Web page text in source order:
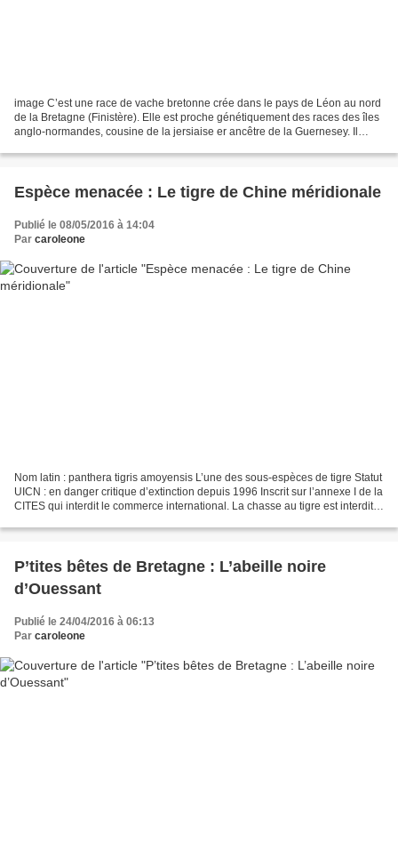
image C’est une race de vache bretonne crée dans le pays de Léon au nord
de la Bretagne (Finistère). Elle est proche génétiquement des races des îles
anglo-normandes, cousine de la jersiaise er ancêtre de la Guernesey. Il
Espèce menacée : Le tigre de Chine méridionale
Publié le 08/05/2016 à 14:04
Par caroleone
Nom latin : panthera tigris amoyensis L’une des sous-espèces de tigre Statut
UICN : en danger critique d’extinction depuis 1996 Inscrit sur l’annexe I de la
CITES qui interdit le commerce international. La chasse au tigre est interdite
P’tites bêtes de Bretagne : L’abeille noire
d’Ouessant
Publié le 24/04/2016 à 06:13
Par caroleone